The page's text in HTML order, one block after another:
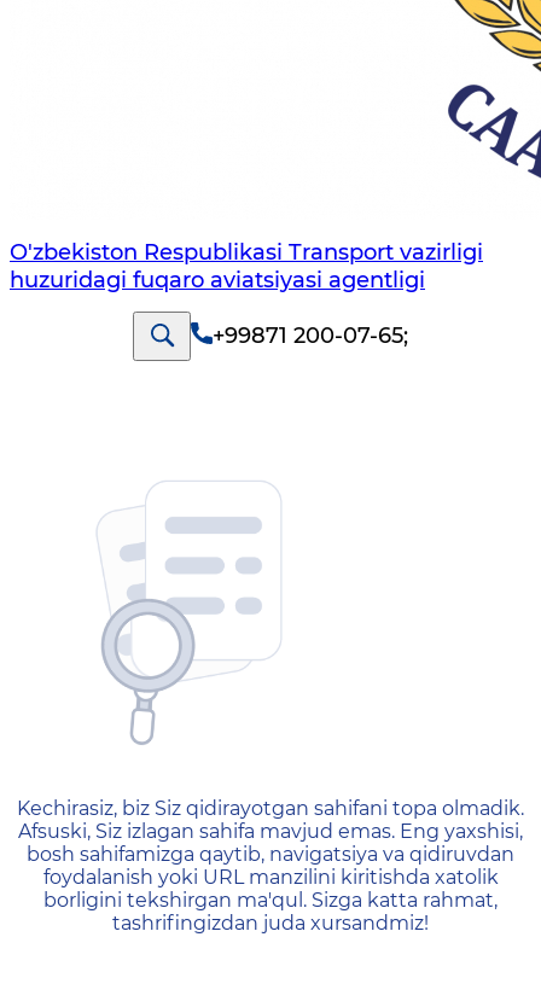
O'zbekiston Respublikasi Transport vazirligi
huzuridagi fuqaro aviatsiyasi agentligi
+99871 200-07-65;
404 — Страница не
Kechirasiz, biz Siz qidirayotgan sahifani topa olmadik.
Afsuski, Siz izlagan sahifa mavjud emas. Eng yaxshisi,
bosh sahifamizga qaytib, navigatsiya va qidiruvdan
foydalanish yoki URL manzilini kiritishda xatolik
borligini tekshirgan ma'qul. Sizga katta rahmat,
tashrifingizdan juda xursandmiz!